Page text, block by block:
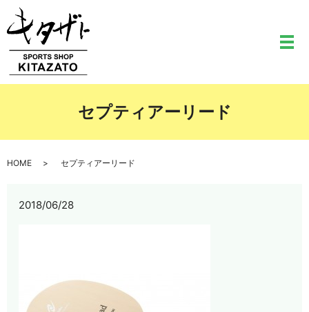
メ
セプティアーリード
HOME セプティアーリード
2018/06/28